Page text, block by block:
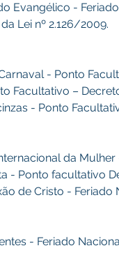
Evangélico -
Lei nº 2.126/2009.
- Ponto
Facultativo –
- Ponto
da Mulher
- Ponto facultativo
de Cristo -
- Feriado